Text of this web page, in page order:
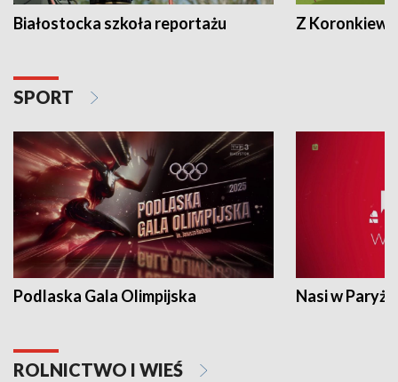
Białostocka szkoła reportażu Z
SPORT
Podlaska Gala Olimpijska Nasi w Paryżu
ROLNICTWO I WIEŚ